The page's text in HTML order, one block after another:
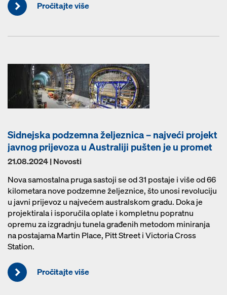
Pročitajte više
Sidnejska podzemna željeznica – najveći projekt
javnog prijevoza u Australiji pušten je u promet
21.08.2024 | Novosti
Nova samostalna pruga sastoji se od 31 postaje i više od 66
kilometara nove podzemne željeznice, što unosi revoluciju
u javni prijevoz u najvećem australskom gradu. Doka je
projektirala i isporučila oplate i kompletnu popratnu
opremu za izgradnju tunela građenih metodom miniranja
na postajama Martin Place, Pitt Street i Victoria Cross
Station.
Pročitajte više